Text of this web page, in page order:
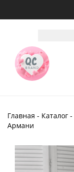
Главная - Каталог -
Армани